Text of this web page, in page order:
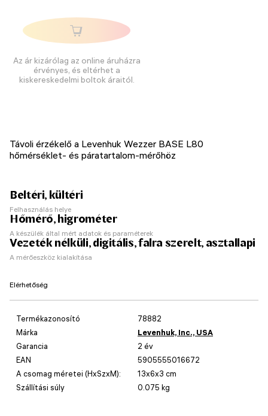
Az ár kizárólag az online áruházra
érvényes, és eltérhet a
kiskereskedelmi boltok áraitól.
Távoli érzékelő a Levenhuk Wezzer BASE L80
hőmérséklet- és páratartalom-mérőhöz
Beltéri, kültéri
Felhasználás helye
Hőmérő, higrométer
A készülék által mért adatok és paraméterek
Vezeték nélküli, digitális, falra szerelt, asztallapi
A mérőeszköz kialakítása
Elérhetőség
Termékazonosító
78882
Márka
Levenhuk, Inc., USA
Garancia
2 év
EAN
5905555016672
A csomag méretei (HxSzxM):
13x6x3 cm
Szállítási súly
0.075 kg